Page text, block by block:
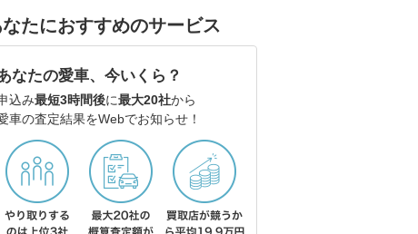
たにおすすめのサービス
なたの愛車、今いくら？
込み最短3時間後に最大20社から
車の査定結果をWebでお知らせ！